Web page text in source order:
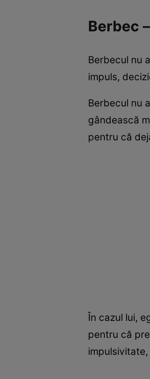
Berbec
Berbecul nu
impuls,
Berbecul nu
gândească
pentru că
În cazul lui,
pentru că